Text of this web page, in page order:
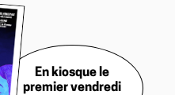
En kiosque le
premier vendredi